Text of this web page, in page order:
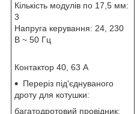
Кількість модулів по 17,5 мм:
3
Напруга керування: 24, 230
В ~ 50 Гц
Контактор 40, 63 А
Переріз під'єднуваного
дроту для котушки:
багатодротовий провідник: